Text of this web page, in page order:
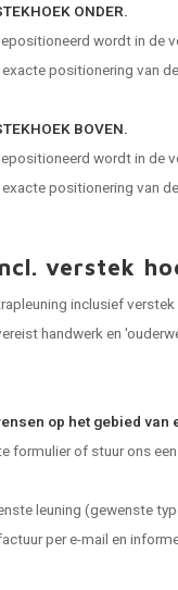
ONDER.
wordt in de
exacte positionering van
BOVEN.
wordt in de
exacte positionering van
verstek
inclusief
handwerk en
op het gebied van
formulier of stuur ons
leuning (gewenste
per e-mail en